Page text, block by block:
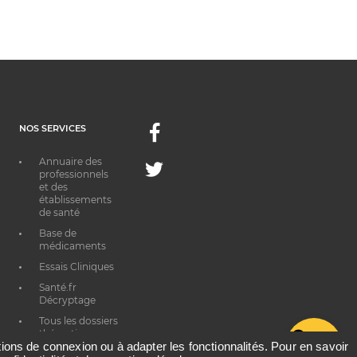
NOS SERVICES
Annuaire des
professionnels
et des
établissements
de santé
Base de
médicaments
Essais Cliniques
Santé.fr
Décryptage
Tous les dossiers
thématiques
Facebook
Twitter
de connexion ou à adapter les fonctionnalités. Pour en savoir